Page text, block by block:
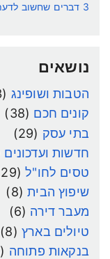
3 דברים שחשוב לדעת על הקאשבק של כאל
נושאים
הטבות ושופינג (33)
קונים חכם (38)
בתי עסק (29)
חדשות ועדכונים
טסים לחו"ל(29)
שיפוץ הבית(8)
מעבר דירה (6)
טיולים בארץ(8)
בנקאות פתוחה (3)